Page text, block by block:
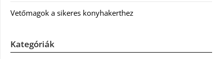
Vetőmagok a sikeres konyhakerthez
Kategóriák